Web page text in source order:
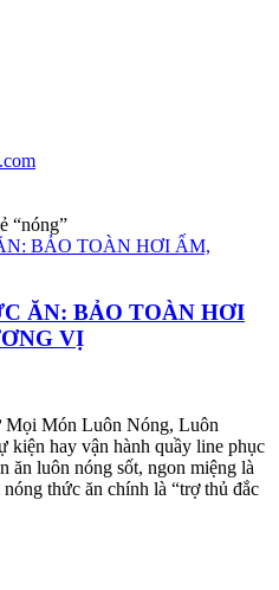
“nóng”
ĂN: BẢO TOÀN HƠI
VỊ
Món Luôn Nóng, Luôn
kiện hay vận hành quầy line phục
ăn luôn nóng sốt, ngon miệng là
thức ăn chính là “trợ thủ đắc